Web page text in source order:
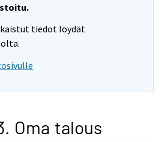
tiedot löydät
Oma talous